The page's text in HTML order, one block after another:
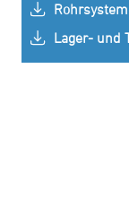
Lager- und